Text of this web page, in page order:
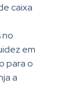
caixa
no
em
para o
a